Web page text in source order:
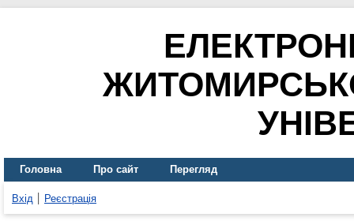
Головна Про сайт Перегляд
Вхід Реєстрація